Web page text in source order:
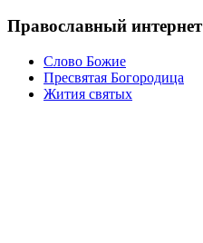
Православный интернет
Слово Божие
Пресвятая Богородица
Жития святых